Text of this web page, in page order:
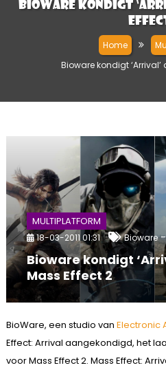
Bioware kondigt
Home
Bioware kondigt
MULTIPLATFORM
18-03-2011 01:31 Bioware
Bioware kondigt
Mass Effect 2
BioWare, een studio van Electronic
Effect: Arrival aangekondigd, het
voor Mass Effect 2. Mass Effect: